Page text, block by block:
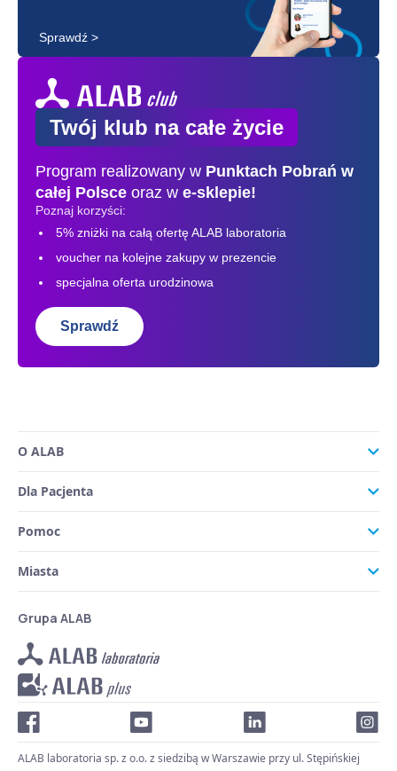
Sprawdź >
Twój klub na całe życie
Program realizowany w Punktach Pobrań w
całej Polsce oraz w e-sklepie!
Poznaj korzyści:
5% zniżki na całą ofertę ALAB laboratoria
voucher na kolejne zakupy w prezencie
specjalna oferta urodzinowa
Sprawdź
O ALAB
Dla Pacjenta
Pomoc
Miasta
Grupa ALAB
ALAB laboratoria sp. z o.o. z siedzibą w Warszawie przy ul. Stępińskiej